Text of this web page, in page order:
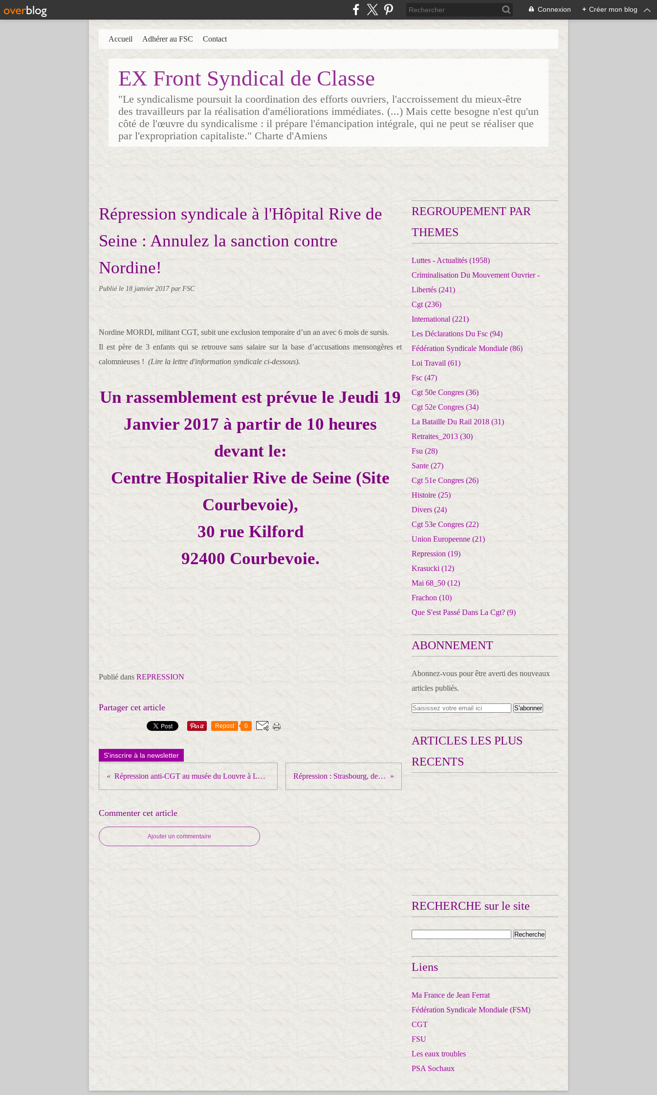
Connexion + Créer mon blog
EX Front Syndical de Classe
"Le syndicalisme poursuit la coordination des efforts ouvriers, l'accroissement du mieux-être
des travailleurs par la réalisation d'améliorations immédiates. (...) Mais cette besogne n'est qu'un
côté de l'œuvre du syndicalisme : il prépare l'émancipation intégrale, qui ne peut se réaliser que
par l'expropriation capitaliste." Charte d'Amiens
Accueil Adhérer au FSC Contact
Répression syndicale à l'Hôpital Rive de
Seine : Annulez la sanction contre
Nordine!
Publié le 18 janvier 2017par FSC
Nordine MORDI, militant CGT, subit une exclusion temporaire d’un an avec 6 mois de sursis.
Il est père de 3 enfants qui se retrouve sans salaire sur la base d’accusations mensongères et
calomnieuses ! (Lire la lettre d'information syndicale ci-dessous).
Un rassemblement est prévue le Jeudi 19
Janvier 2017 à partir de 10 heures
devant le:
Centre Hospitalier Rive de Seine (Site
Courbevoie),
30 rue Kilford
92400 Courbevoie.
Publié dans REPRESSION
Partager cet article
Repost 0
S'inscrire à la newsletter
Répression anti-CGT au musée du Louvre à LENS : Miryam secrétaire du syndicat licenciée ! Répression : Strasbourg, des nouvelles des 6 d'Haguenau
Commenter cet article
Ajouter un commentaire
REGROUPEMENT PAR
THEMES
Luttes - Actualités (1958)
Criminalisation Du Mouvement Ouvrier -
Libertés (241)
Cgt (236)
International (221)
Les Déclarations Du Fsc (94)
Fédération Syndicale Mondiale (86)
Loi Travail (61)
Fsc (47)
Cgt 50e Congres (36)
Cgt 52e Congres (34)
La Bataille Du Rail 2018 (31)
Retraites_2013 (30)
Fsu (28)
Sante (27)
Cgt 51e Congres (26)
Histoire (25)
Divers (24)
Cgt 53e Congres (22)
Union Europeenne (21)
Repression (19)
Krasucki (12)
Mai 68_50 (12)
Frachon (10)
Que S'est Passé Dans La Cgt? (9)
ABONNEMENT
Abonnez-vous pour être averti des nouveaux
articles publiés.
ARTICLES LES PLUS
RECENTS
RECHERCHE sur le site
Liens
Ma France de Jean Ferrat
Fédération Syndicale Mondiale (FSM)
CGT
FSU
Les eaux troubles
PSA Sochaux